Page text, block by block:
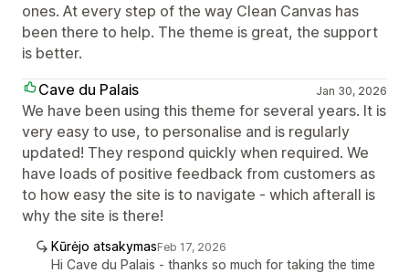
ones. At every step of the way Clean Canvas has
been there to help. The theme is great, the support
is better.
Cave du Palais
Jan 30, 2026
We have been using this theme for several years. It is
very easy to use, to personalise and is regularly
updated! They respond quickly when required. We
have loads of positive feedback from customers as
to how easy the site is to navigate - which afterall is
why the site is there!
Kūrėjo atsakymasFeb 17, 2026
Hi Cave du Palais - thanks so much for taking the time